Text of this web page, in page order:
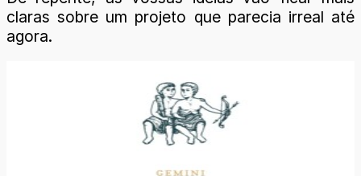
claras sobre um projeto que parecia irreal até
agora.